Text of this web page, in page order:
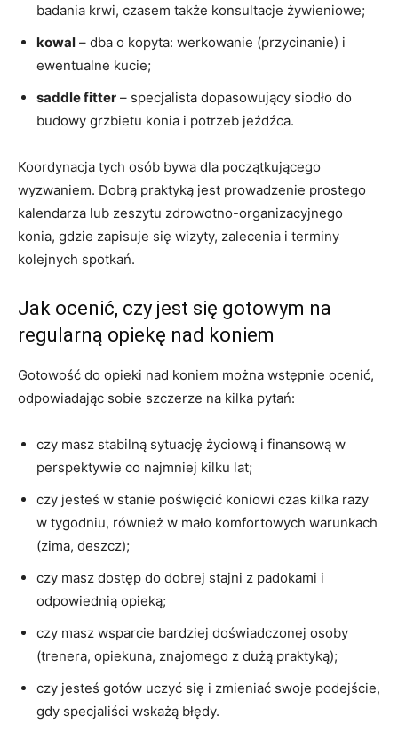
badania krwi, czasem także konsultacje żywieniowe;
kowal – dba o kopyta: werkowanie (przycinanie) i
ewentualne kucie;
saddle fitter – specjalista dopasowujący siodło do
budowy grzbietu konia i potrzeb jeźdźca.
Koordynacja tych osób bywa dla początkującego
wyzwaniem. Dobrą praktyką jest prowadzenie prostego
kalendarza lub zeszytu zdrowotno-organizacyjnego
konia, gdzie zapisuje się wizyty, zalecenia i terminy
kolejnych spotkań.
Jak ocenić, czy jest się gotowym na
regularną opiekę nad koniem
Gotowość do opieki nad koniem można wstępnie ocenić,
odpowiadając sobie szczerze na kilka pytań:
czy masz stabilną sytuację życiową i finansową w
perspektywie co najmniej kilku lat;
czy jesteś w stanie poświęcić koniowi czas kilka razy
w tygodniu, również w mało komfortowych warunkach
(zima, deszcz);
czy masz dostęp do dobrej stajni z padokami i
odpowiednią opieką;
czy masz wsparcie bardziej doświadczonej osoby
(trenera, opiekuna, znajomego z dużą praktyką);
czy jesteś gotów uczyć się i zmieniać swoje podejście,
gdy specjaliści wskażą błędy.